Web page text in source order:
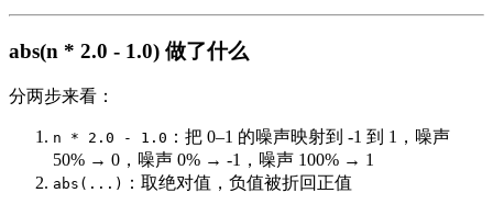
abs(n * 2.0 - 1.0) 做了什么
分两步来看：
n * 2.0 - 1.0 ：把 0–1 的噪声映射到 -1 到 1，噪声
50% → 0，噪声 0% → -1，噪声 100% → 1
abs(...) ：取绝对值，负值被折回正值